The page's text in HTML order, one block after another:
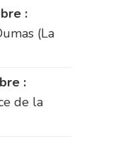
:
(La
:
de la